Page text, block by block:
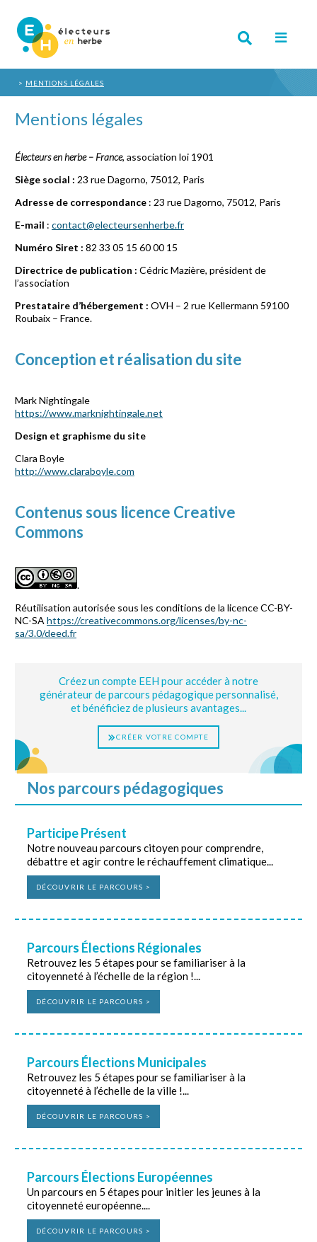
MENTIONS LÉGALES
Mentions légales
Électeurs en herbe – France, association loi 1901
Siège social : 23 rue Dagorno, 75012, Paris
Adresse de correspondance : 23 rue Dagorno, 75012, Paris
E-mail : contact@electeursenherbe.fr
Numéro Siret : 82 33 05 15 60 00 15
Directrice de publication : Cédric Mazière, président de
l’association
Prestataire d’hébergement : OVH – 2 rue Kellermann 59100
Roubaix – France.
Conception etréalisation du site
Mark Nightingale
https://www.marknightingale.net
Design et graphisme du site
Clara Boyle
http://www.claraboyle.com
Contenus sous licence Creative
Commons
.
Réutilisation autorisée sous les conditions de la licence CC-BY-
NC-SA https://creativecommons.org/licenses/by-nc-
sa/3.0/deed.fr
Créez un compte EEH pour accéder à notre
générateur de parcours pédagogique personnalisé,
et bénéficiez de plusieurs avantages...
CRÉER VOTRE COMPTE
Nos parcours pédagogiques
Participe Présent
Notre nouveau parcours citoyen pour comprendre,
débattre et agir contre le réchauffement climatique...
DÉCOUVRIR LE PARCOURS >
Parcours Élections Régionales
Retrouvez les 5 étapes pour se familiariser à la
citoyenneté à l’échelle de la région !...
DÉCOUVRIR LE PARCOURS >
Parcours Élections Municipales
Retrouvez les 5 étapes pour se familiariser à la
citoyenneté à l’échelle de la ville !...
DÉCOUVRIR LE PARCOURS >
Parcours Élections Européennes
Un parcours en 5 étapes pour initier les jeunes à la
citoyenneté européenne....
DÉCOUVRIR LE PARCOURS >